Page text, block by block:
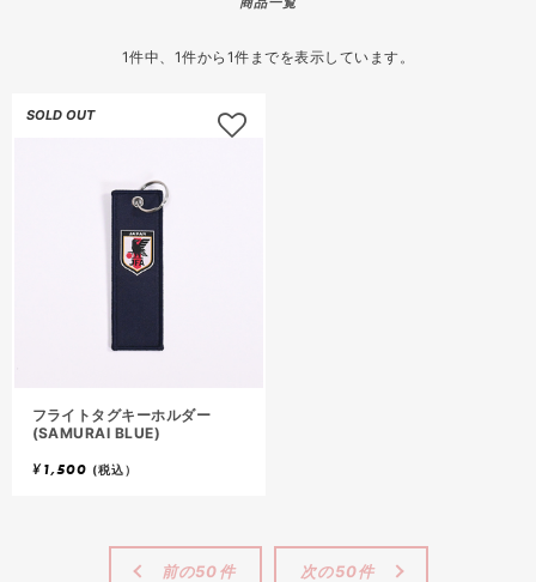
1件中、 1件から 1件までを表示しています。
SOLD OUT
フライトタグキーホルダー
(SAMURAI BLUE)
¥1,500 (税込）
前の50件 次の50件